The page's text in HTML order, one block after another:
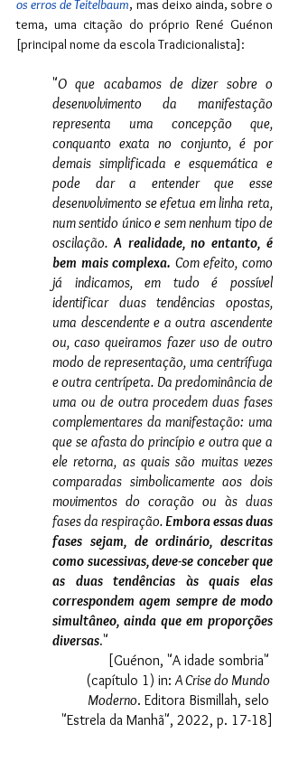
os erros de Teitelbaum, mas deixo ainda, sobre o
tema, uma citação do próprio René Guénon
[principal nome da escola Tradicionalista]:
"O que acabamos de dizer sobre o
desenvolvimento da manifestação
representa uma concepção que,
conquanto exata no conjunto, é por
demais simplificada e esquemática e
pode dar a entender que esse
desenvolvimento se efetua em linha reta,
num sentido único e sem nenhum tipo de
oscilação. A realidade, no entanto, é
bem mais complexa. Com efeito, como
já indicamos, em tudo é possível
identificar duas tendências opostas,
uma descendente e a outra ascendente
ou, caso queiramos fazer uso de outro
modo de representação, uma centrífuga
e outra centrípeta. Da predominância de
uma ou de outra procedem duas fases
complementares da manifestação: uma
que se afasta do princípio e outra que a
ele retorna, as quais são muitas vezes
comparadas simbolicamente aos dois
movimentos do coração ou às duas
fases da respiração. Embora essas duas
fases sejam, de ordinário, descritas
como sucessivas, deve-se conceber que
as duas tendências às quais elas
correspondem agem sempre de modo
simultâneo, ainda que em proporções
diversas."
[Guénon, "A idade sombria"
(capítulo 1) in: A Crise do Mundo
Moderno. Editora Bismillah, selo
"Estrela da Manhã", 2022, p. 17-18]